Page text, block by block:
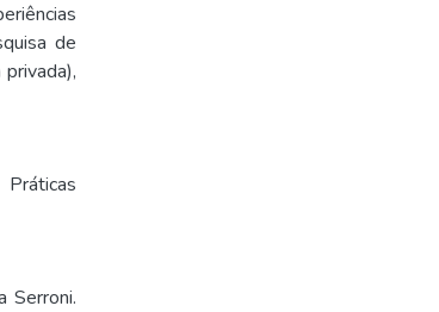
de
Práticas
Serroni.